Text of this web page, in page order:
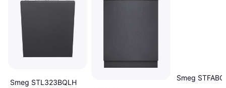
Smeg STL323BQLH
Smeg